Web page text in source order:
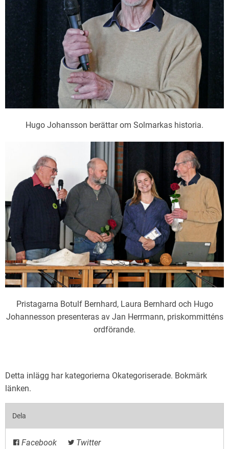
Hugo Johansson berättar om Solmarkas historia.
Pristagarna Botulf Bernhard, Laura Bernhard och Hugo
Johannesson presenteras av Jan Herrmann, priskommitténs
ordförande.
Detta inlägg har kategorierna Okategoriserade. Bokmärk
länken.
Dela
Facebook Twitter